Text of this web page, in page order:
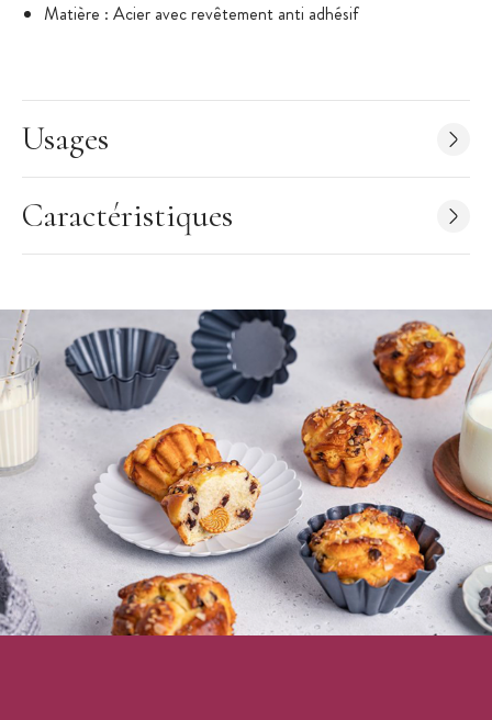
Matière : Acier avec revêtement anti adhésif
Hauteur : 6,7 cm
Nombre de parts : 8/10 parts
Marque : De Buyer
Usages
Caractéristiques